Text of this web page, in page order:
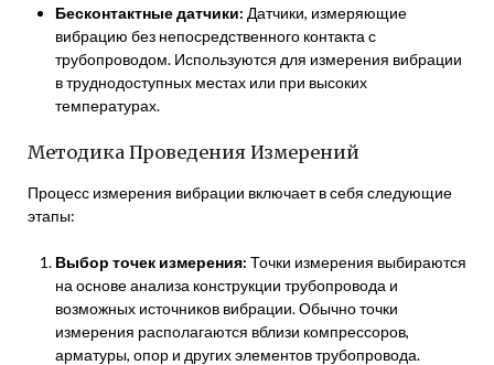
Бесконтактные датчики: Датчики, измеряющие
вибрацию без непосредственного контакта с
трубопроводом. Используются для измерения вибрации
в труднодоступных местах или при высоких
температурах.
Методика Проведения Измерений
Процесс измерения вибрации включает в себя следующие
этапы:
Выбор точек измерения: Точки измерения выбираются
на основе анализа конструкции трубопровода и
возможных источников вибрации. Обычно точки
измерения располагаются вблизи компрессоров,
арматуры, опор и других элементов трубопровода.